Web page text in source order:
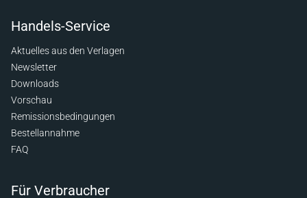
Handels-Service
Aktuelles aus den Verlagen
Newsletter
Downloads
Vorschau
Remissionsbedingungen
Bestellannahme
FAQ
Für Verbraucher